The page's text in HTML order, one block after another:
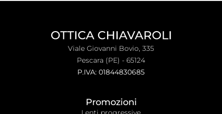
Viale Giovanni Bovio, 335
Pescara (PE) - 65124
P.IVA: 01844830685
Promozioni